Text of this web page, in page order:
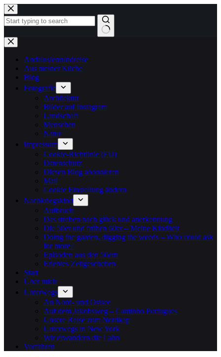
Zum
Inhalt
springen
Keine
Ergebnisse
Andalusienrundreise
Aus meiner Küche
Blog
Fotografie
Architektur
Bilder auf Instagram
Landschaft
Menschen
Natur
Impressum
Cookie-Richtlinie (EU)
Datenschutz
Diesen Blog abonnieren
Mail
Cookie Einstellung ändern
Nachkriegskind
Aufbruch
Das streben nach glück und anerkennung
Die 50er und frühen 60er – Meine Kindheit
Doing the garden, digging the weeds – Who could ask
for more?
Episoden aus den 50ern
Erlebtes Zeitgeschehen
Start
Über mich
Unterwegs
An Nord- und Ostsee
Auf dem Jakobsweg – Caminho Portugues
Unsere Reise zum Nordkap
Unterwegs in New York
Wir erwandern die Lahn
Vorfahren